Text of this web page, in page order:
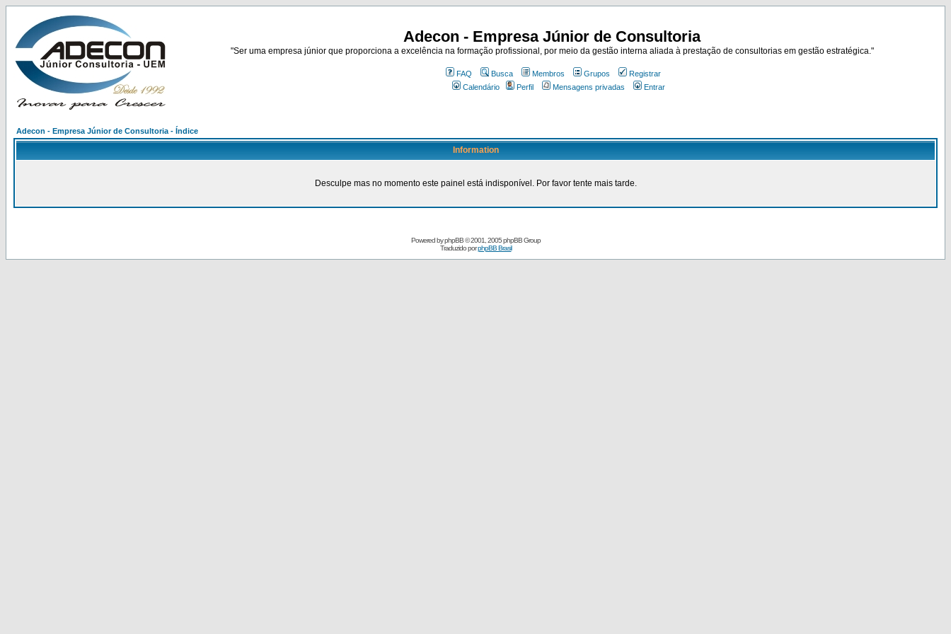
Adecon - Empresa Júnior de Consultoria
"Ser uma empresa júnior que proporciona a excelência na formação profissional, por meio da gestão interna aliada à prestação de consultorias em gestão estratégica."
FAQ Busca Membros Grupos
Registrar
Calendário
Perfil Mensagens privadas Entrar
Adecon - Empresa Júnior de Consultoria - Índice
Information
Desculpe mas no momento este painel está indisponível. Por favor tente mais tarde.
Powered byphpBB© 2001, 2005 phpBB Group
Traduzido porphpBB Brasil